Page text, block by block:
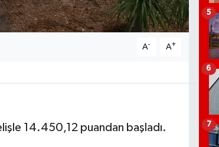
A- A+
14.450,12 puandan başladı.
5
6
7